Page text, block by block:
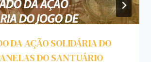
DA AÇÃO SOLIDÁRIA DO
DO SANTUÁRIO